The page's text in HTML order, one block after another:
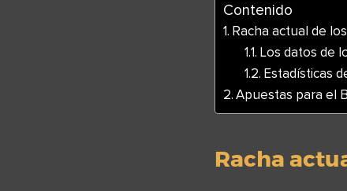
Contenido
Racha actual de
Los datos de
Estadísticas
Apuestas para el
Racha